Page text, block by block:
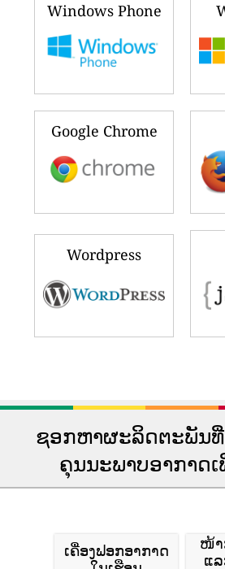
Windows Phone
Google Chrome
Wordpress
ຊອກຫາຜະລິດຕະພັນ
ຄຸນນະພາບອາກາດ
ເຄື່ອງຟອກອາກາດ
ໜ້າ
ແ